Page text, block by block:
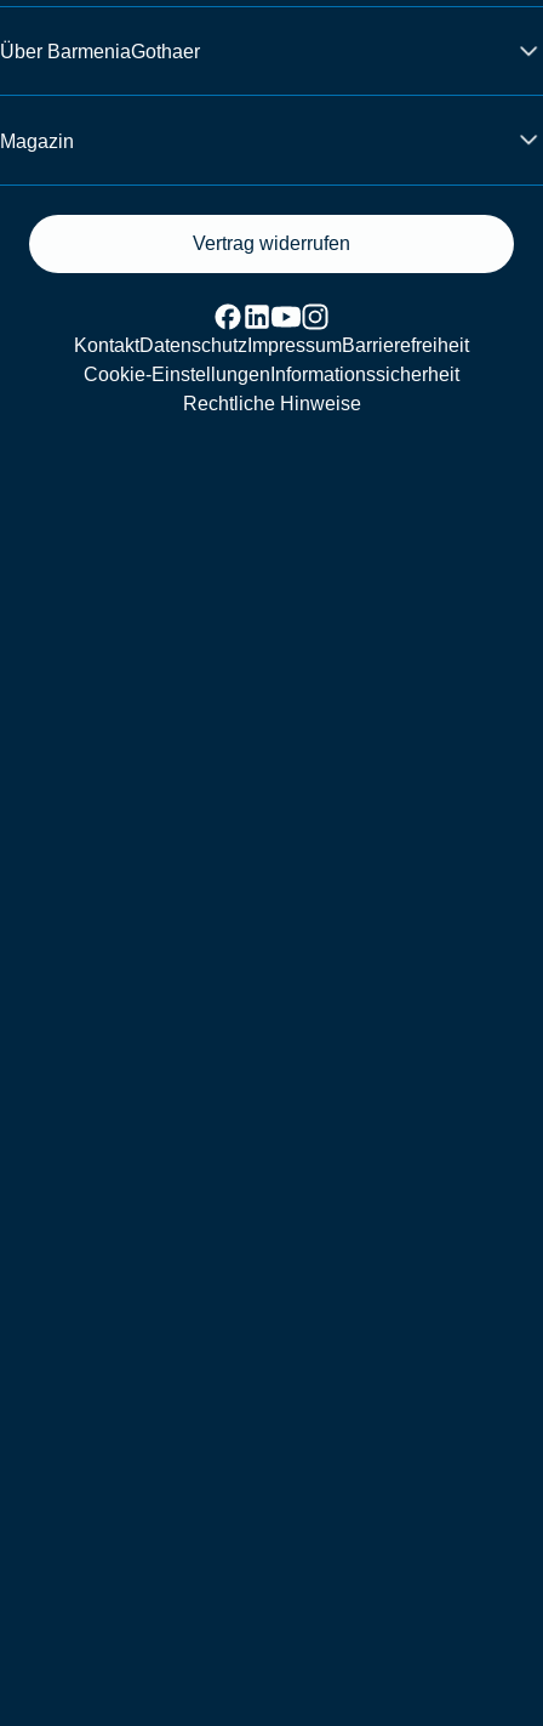
Über BarmeniaGothaer
Magazin
Vertrag widerrufen
KontaktDatenschutz ImpressumBarrierefreiheit
Cookie-Einstellungen Informationssicherheit
Rechtliche Hinweise